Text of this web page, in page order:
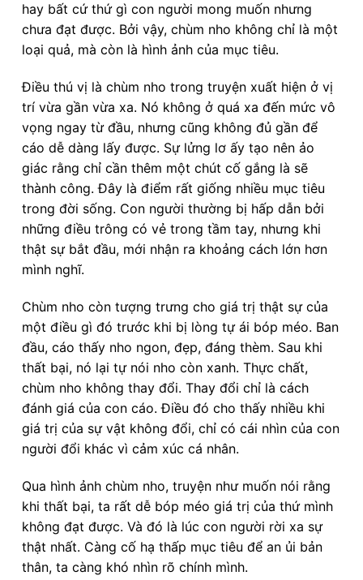
hay bất cứ thứ gì con người mong muốn nhưng
chưa đạt được. Bởi vậy, chùm nho không chỉ là một
loại quả, mà còn là hình ảnh của mục tiêu.
Điều thú vị là chùm nho trong truyện xuất hiện ở vị
trí vừa gần vừa xa. Nó không ở quá xa đến mức vô
vọng ngay từ đầu, nhưng cũng không đủ gần để
cáo dễ dàng lấy được. Sự lửng lơ ấy tạo nên ảo
giác rằng chỉ cần thêm một chút cố gắng là sẽ
thành công. Đây là điểm rất giống nhiều mục tiêu
trong đời sống. Con người thường bị hấp dẫn bởi
những điều trông có vẻ trong tầm tay, nhưng khi
thật sự bắt đầu, mới nhận ra khoảng cách lớn hơn
mình nghĩ.
Chùm nho còn tượng trưng cho giá trị thật sự của
một điều gì đó trước khi bị lòng tự ái bóp méo. Ban
đầu, cáo thấy nho ngon, đẹp, đáng thèm. Sau khi
thất bại, nó lại tự nói nho còn xanh. Thực chất,
chùm nho không thay đổi. Thay đổi chỉ là cách
đánh giá của con cáo. Điều đó cho thấy nhiều khi
giá trị của sự vật không đổi, chỉ có cái nhìn của con
người đổi khác vì cảm xúc cá nhân.
Qua hình ảnh chùm nho, truyện như muốn nói rằng
khi thất bại, ta rất dễ bóp méo giá trị của thứ mình
không đạt được. Và đó là lúc con người rời xa sự
thật nhất. Càng cố hạ thấp mục tiêu để an ủi bản
thân, ta càng khó nhìn rõ chính mình.